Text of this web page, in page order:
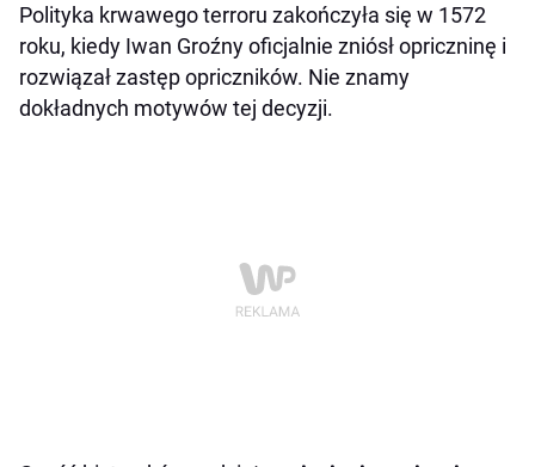
Polityka krwawego terroru zakończyła się w 1572
roku, kiedy Iwan Groźny oficjalnie zniósł opriczninę i
rozwiązał zastęp opriczników. Nie znamy
dokładnych motywów tej decyzji.